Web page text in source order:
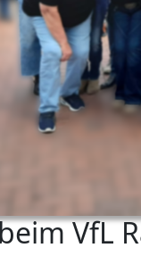
VfL